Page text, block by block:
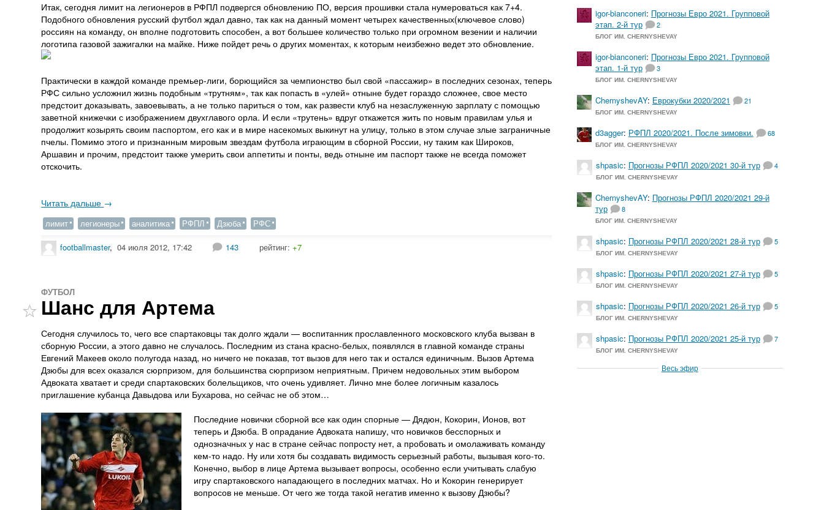
Итак, сегодня лимит на легионеров в РФПЛ подвергся обновлению ПО, версия прошивки стала нумероваться как 7+4.
Подобного обновления русский футбол ждал давно, так как на данный момент четырех качественных(ключевое слово)
россиян на команду, он вполне подготовить способен, а вот большее количество только при огромном везении и наличии
логотипа газовой зажигалки на майке. Ниже пойдет речь о других моментах, к которым неизбежно ведет это обновление.
Практически в каждой команде премьер-лиги, борющийся за чемпионство был свой «пассажир» в последних сезонах, теперь
РФС сильно усложнил жизнь подобным «трутням», так как попасть в «улей» отныне будет гораздо сложнее, свое место
предстоит доказывать, завоевывать, а не только париться о том, как развести клуб на незаслуженную зарплату с помощью
заветной книжечки с изображением двухглавого орла. И если «трутень» вдруг откажется жить по новым правилам улья и
продолжит козырять своим паспортом, его как и в мире насекомых выкинут на улицу, только в этом случае злые заграничные
пчелы. Помимо этого и признанным мировым звездам футбола играющим в сборной России, ну таким как Широков,
Аршавин и прочим, предстоит также умерить свои аппетиты и понты, ведь отныне им паспорт также не всегда поможет
отскочить.
Читать дальше →
лимит легионеры аналитика РФПЛ Дзюба РФС
footballmaster, 04 июля 2012, 17:42 143 рейтинг:+7
ФУТБОЛ
Шанс для Артема
Сегодня случилось то, чего все спартаковцы так долго ждали — воспитанник прославленного московского клуба вызван в
сборную России, а этого давно не случалось. Последним из стана красно-белых, появлялся в главной команде страны
Евгений Макеев около полугода назад, но ничего не показав, тот вызов для него так и остался единичным. Вызов Артема
Дзюбы для всех оказался сюрпризом, для большинства сюрпризом неприятным. Причем недовольных этим выбором
Адвоката хватает и среди спартаковских болельщиков, что очень удивляет. Лично мне более логичным казалось
приглашение кубанца Давыдова или Бухарова, но сейчас не об этом…
Последние новички сборной все как один спорные — Дядюн, Кокорин, Ионов, вот
теперь и Дзюба. В опрадание Адвоката напишу, что новичков бесспорных и
однозначных у нас в стране сейчас попросту нет, а пробовать и омолаживать команду
кем-то надо. Ну или хотя бы создавать видимость серьезный работы, вызывая кого-то.
Конечно, выбор в лице Артема вызывает вопросы, особенно если учитывать слабую
игру спартаковского нападающего в последних матчах. Но и Кокорин генерирует
вопросов не меньше. От чего же тогда такой негатив именно к вызову Дзюбы?
igor-bianconeri: Прогнозы Евро 2021. Групповой
этап. 2-й тур
2
БЛОГ ИМ. CHERNYSHEVAY
igor-bianconeri: Прогнозы Евро 2021. Групповой
этап. 1-й тур
3
БЛОГ ИМ. CHERNYSHEVAY
ChernyshevAY: Еврокубки 2020/2021 21
БЛОГ ИМ. CHERNYSHEVAY
d3agger: РФПЛ 2020/2021. После зимовки. 68
БЛОГ ИМ. CHERNYSHEVAY
shpasic: Прогнозы РФПЛ 2020/2021 30-й тур 4
БЛОГ ИМ. CHERNYSHEVAY
ChernyshevAY: Прогнозы РФПЛ 2020/2021 29-й
тур
8
БЛОГ ИМ. CHERNYSHEVAY
shpasic: Прогнозы РФПЛ 2020/2021 28-й тур 5
БЛОГ ИМ. CHERNYSHEVAY
shpasic: Прогнозы РФПЛ 2020/2021 27-й тур 5
БЛОГ ИМ. CHERNYSHEVAY
shpasic: Прогнозы РФПЛ 2020/2021 26-й тур 5
БЛОГ ИМ. CHERNYSHEVAY
shpasic: Прогнозы РФПЛ 2020/2021 25-й тур 7
БЛОГ ИМ. CHERNYSHEVAY
Весь эфир